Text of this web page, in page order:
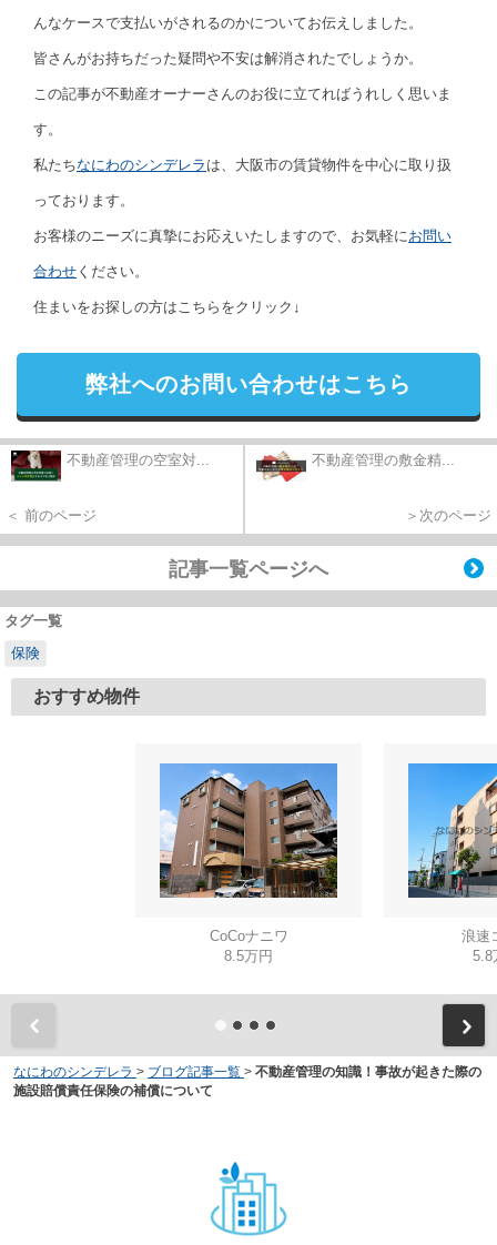
んなケースで支払いがされるのかについてお伝えしました。
皆さんがお持ちだった疑問や不安は解消されたでしょうか。
この記事が不動産オーナーさんのお役に立てればうれしく思いま
す。
私たちなにわのシンデレラ は、大阪市の賃貸物件を中心に取り扱
っております。
お客様のニーズに真摯にお応えいたしますので、お気軽に お問い
合わせ ください。
住まいをお探しの方はこちらをクリック↓
弊社へのお問い合わせはこちら
不動産管理の空室対...
＜ 前のページ
不動産管理の敷金精...
＞次のページ
記事一覧ページへ
タグ一覧
保険
おすすめ物件
CoCoナニワ
8.5万円
浪速
5.8
なにわのシンデレラ > ブログ記事一覧 > 不動産管理の知識！事故が起きた際の
施設賠償責任保険の補償について